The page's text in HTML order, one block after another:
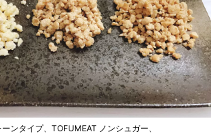
ンタイプ、TOFUMEAT ノンシュガー、